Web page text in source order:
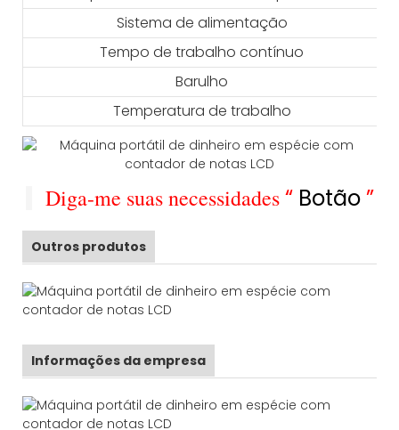
Sistema de alimentação
Tempo de trabalho contínuo
Barulho
Temperatura de trabalho
Diga-me suas necessidades“ Botão”
Outros produtos
Informações da empresa